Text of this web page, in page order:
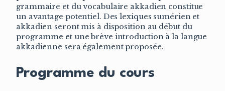
grammaire et du vocabulaire akkadien constitue
un avantage potentiel. Des lexiques sumérien et
akkadien seront mis à disposition au début du
programme et une brève introduction à la langue
akkadienne sera également proposée.
Programme du cours